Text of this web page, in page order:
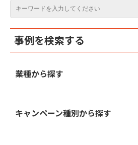
事例を検索する
業種から探す
キャンペーン種別から探す